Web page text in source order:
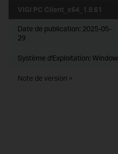
VIGI PC Client_x64_1.9.61
Date de publication: 2025-05-
29
Système d'Exploitation:
Note de version >